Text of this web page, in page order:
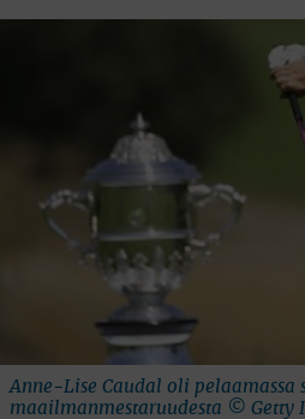
Anne-Lise Caudal oli pelaamassa
maailmanmestaruudesta © Getty